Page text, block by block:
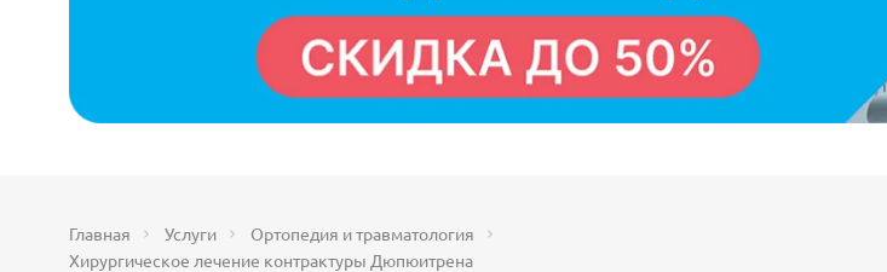
Главная Услуги
Ортопедия и травматология
Хирургическое лечение контрактуры Дюпюитрена